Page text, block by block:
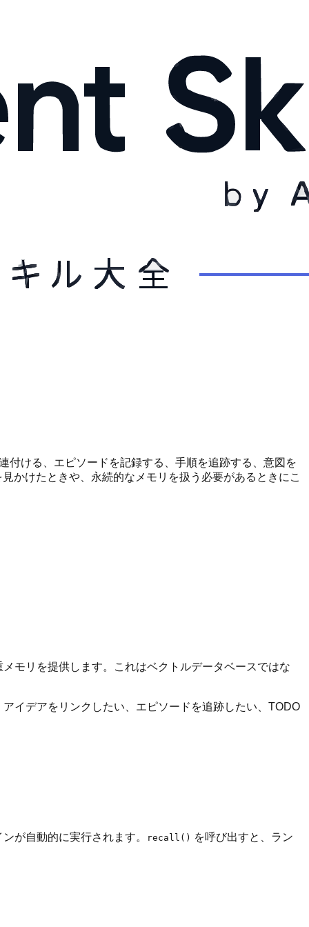
ける、エピソードを記録する、手順を追跡する、意図を
かけたときや、永続的なメモリを扱う必要があるときにこ
モリを提供します。これはベクトルデータベースではな
イデアをリンクしたい、エピソードを追跡したい、TODO
が自動的に実行されます。 recall() を呼び出すと、ラン